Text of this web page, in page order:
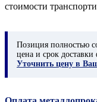
стоимости
Позиция полностью
цена и срок доставки
Уточнить цену в